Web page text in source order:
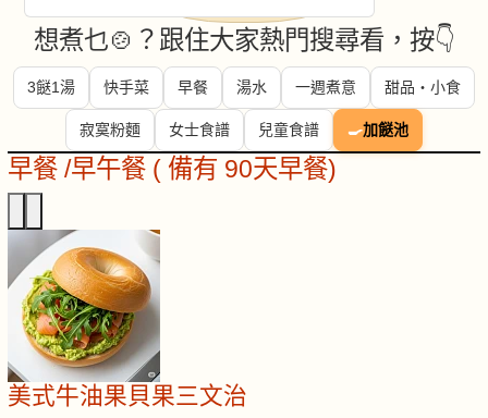
想煮乜🍲？跟住大家熱門搜尋看，按👇
3餸1湯 快手菜 早餐 湯水 一週煮意 甜品・小食
寂寞粉麵 女士食譜 兒童食譜 🍳加餸池
早餐 /早午餐 ( 備有 90天早餐)
美式牛油果貝果三文治